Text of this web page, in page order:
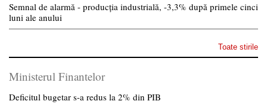
Semnal de alarmă - producția industrială, -3,3% după primele cinci
luni ale anului
Toate stirile
Ministerul Finantelor
Deficitul bugetar s-a redus la 2% din PIB